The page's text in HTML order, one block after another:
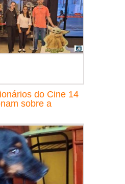
do Cine 14
sobre a